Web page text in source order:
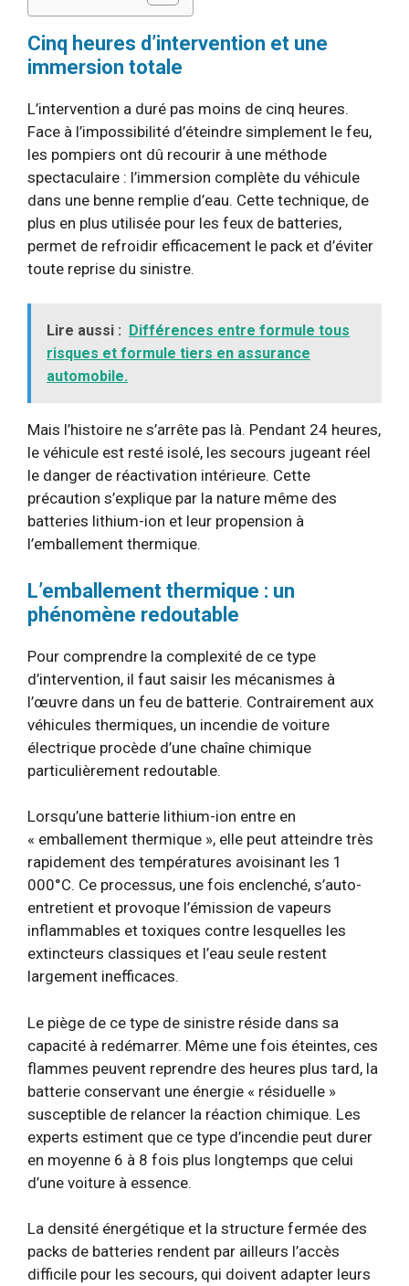
Cinq heures d’intervention et une
immersion totale
L’intervention a duré pas moins de cinq heures.
Face à l’impossibilité d’éteindre simplement le feu,
les pompiers ont dû recourir à une méthode
spectaculaire : l’immersion complète du véhicule
dans une benne remplie d’eau. Cette technique, de
plus en plus utilisée pour les feux de batteries,
permet de refroidir efficacement le pack et d’éviter
toute reprise du sinistre.
Lire aussi : Différences entre formule tous
risques et formule tiers en assurance
automobile.
Mais l’histoire ne s’arrête pas là. Pendant 24 heures,
le véhicule est resté isolé, les secours jugeant réel
le danger de réactivation intérieure. Cette
précaution s’explique par la nature même des
batteries lithium-ion et leur propension à
l’emballement thermique.
L’emballement thermique : un
phénomène redoutable
Pour comprendre la complexité de ce type
d’intervention, il faut saisir les mécanismes à
l’œuvre dans un feu de batterie. Contrairement aux
véhicules thermiques, un incendie de voiture
électrique procède d’une chaîne chimique
particulièrement redoutable.
Lorsqu’une batterie lithium-ion entre en
« emballement thermique », elle peut atteindre très
rapidement des températures avoisinant les 1
000°C. Ce processus, une fois enclenché, s’auto-
entretient et provoque l’émission de vapeurs
inflammables et toxiques contre lesquelles les
extincteurs classiques et l’eau seule restent
largement inefficaces.
Le piège de ce type de sinistre réside dans sa
capacité à redémarrer. Même une fois éteintes, ces
flammes peuvent reprendre des heures plus tard, la
batterie conservant une énergie « résiduelle »
susceptible de relancer la réaction chimique. Les
experts estiment que ce type d’incendie peut durer
en moyenne 6 à 8 fois plus longtemps que celui
d’une voiture à essence.
La densité énergétique et la structure fermée des
packs de batteries rendent par ailleurs l’accès
difficile pour les secours, qui doivent adapter leurs